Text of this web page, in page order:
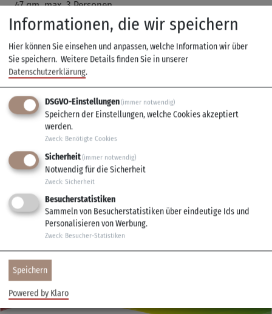
47 qm, max. 3 Personen
Beschreibung
Wohnfläche: 47 qmIPersonen max.: 3Iab 58 € pro Tag/ 2
Personen
Ausstattung: Zentrale Lage, PKW-Parkplatz, TV, WLAN
Öffnungszeiten
Informationen, die wir speichern
Hier können Sie einsehen und anpassen, welche Information wir über
Sie speichern. Weitere Details finden Sie in unserer
Datenschutzerklärung.
DSGVO-Einstellungen(immer notwendig)
Speichern der Einstellungen, welche Cookies akzeptiert
werden.
Zweck: Benötigte Cookies
Sicherheit(immer notwendig)
Notwendig für die Sicherheit
Zweck: Sicherheit
Besucherstatistiken
Sammeln von Besucherstatistiken über eindeutige Ids und
Personalisieren von Werbung.
Zweck: Besucher-Statistiken
Speichern
Powered by Klaro